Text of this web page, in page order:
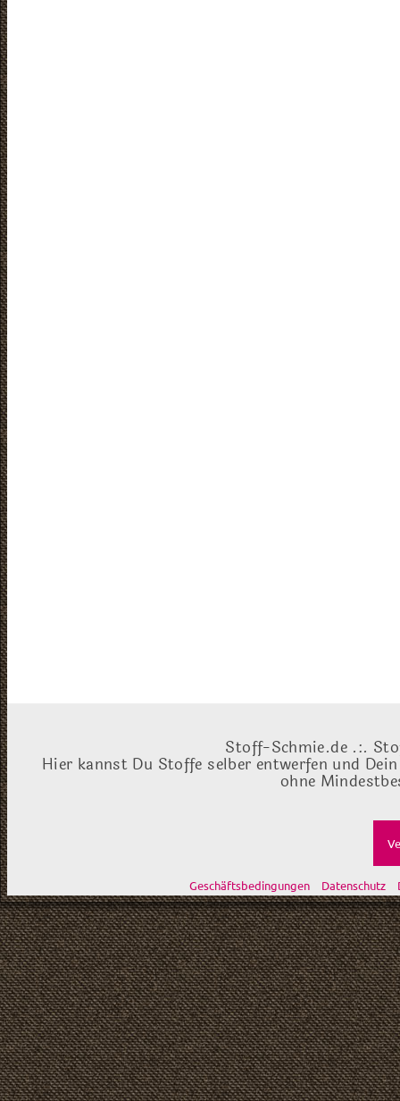
Stoff-Schmie.de .:.
Hier kannst Du Stoffe selber entwerfen und
ohne
Geschäftsbedingungen Datenschutz